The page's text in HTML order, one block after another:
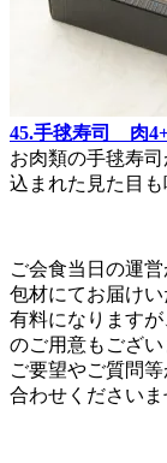
45.手毬寿司 肉
お肉類の手毬寿
込まれた見た目も
ご会食当日の運
包材にてお届けい
有料になります
のご用意もござい
ご要望やご質問
合わせくださいま